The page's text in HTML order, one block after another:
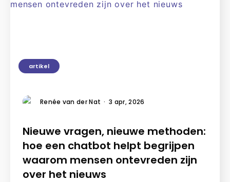
artikel
Renée van der Nat · 3 apr, 2026
Nieuwe vragen, nieuwe methoden:
hoe een chatbot helpt begrijpen
waarom mensen ontevreden zijn
over het nieuws